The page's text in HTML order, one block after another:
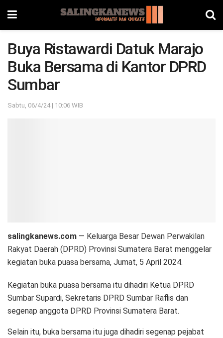
Buya Ristawardi Datuk Marajo
Buka Bersama di Kantor DPRD
Sumbar
Sabtu, 06/4/24 | 10:06 WIB
salingkanews.com — Keluarga Besar Dewan Perwakilan
Rakyat Daerah (DPRD) Provinsi Sumatera Barat menggelar
kegiatan buka puasa bersama, Jumat, 5 April 2024.
Kegiatan buka puasa bersama itu dihadiri Ketua DPRD
Sumbar Supardi, Sekretaris DPRD Sumbar Raflis dan
segenap anggota DPRD Provinsi Sumatera Barat.
Selain itu, buka bersama itu juga dihadiri segenap pejabat